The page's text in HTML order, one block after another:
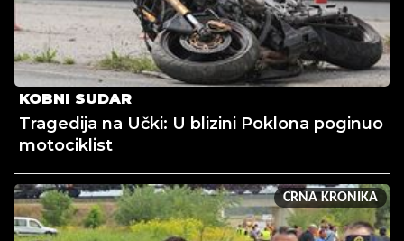
KOBNI SUDAR
Tragedija na Učki: U blizini Poklona poginuo
motociklist
CRNA KRONIKA